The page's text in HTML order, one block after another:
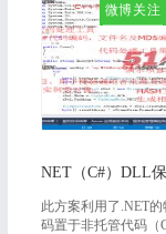
微博关注
此方案利用了.NET
码置于非托管代码（